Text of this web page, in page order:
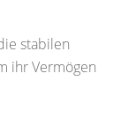
stabilen
ihr Vermögen